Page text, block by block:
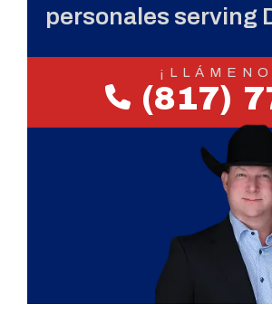
personales serving
(817)